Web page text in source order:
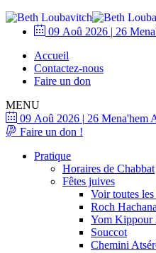
09 Aoû 2026 | 26
Accueil
Contactez-nous
Faire un don
MENU
09 Aoû 2026 | 26 Mena'hem
Faire un don !
Pratique
Horaires de Chabbat
Fêtes juives
Voir toutes les
Roch
Yom Kippour
Souccot
Chemini